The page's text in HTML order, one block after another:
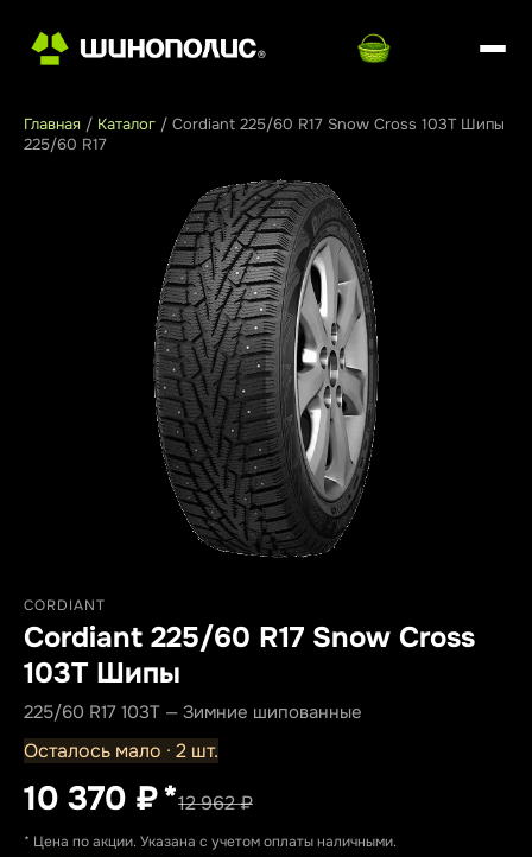
Главная / Каталог / Cordiant 225/60 R17 Snow Cross 103T Шипы
225/60 R17
CORDIANT
Cordiant 225/60 R17 Snow Cross
103T Шипы
225/60 R17 103T — Зимние шипованные
Осталось мало · 2 шт.
10 370 ₽*12 962 ₽
* Цена по акции. Указана с учетом оплаты наличными.